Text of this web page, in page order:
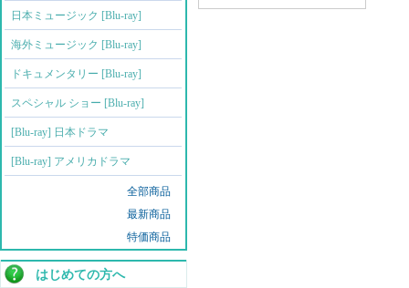
日本ミュージック [Blu-ray]
海外ミュージック [Blu-ray]
ドキュメンタリー [Blu-ray]
スペシャル ショー [Blu-ray]
[Blu-ray] 日本ドラマ
[Blu-ray] アメリカドラマ
全部商品
最新商品
特価商品
はじめての方へ